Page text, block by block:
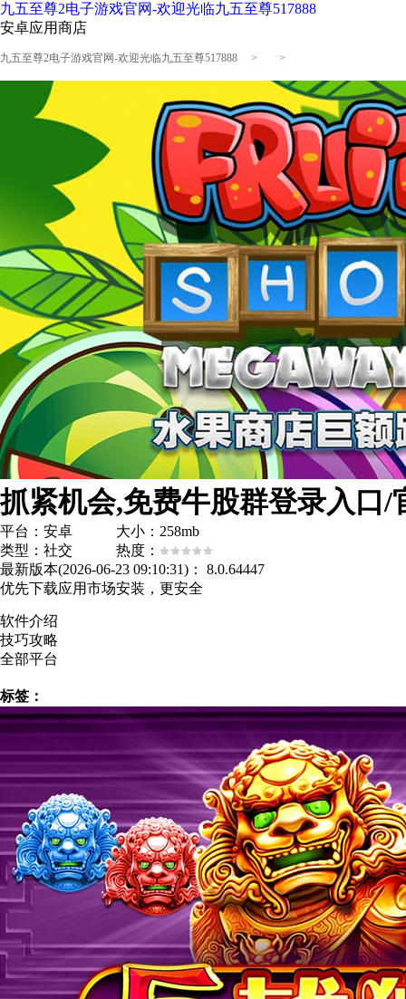
九五至尊2电子游戏官网-欢迎光临九五至尊517888
安卓应用商店
九五至尊2电子游戏官网-欢迎光临九五至尊517888 > >
抓紧机会,免费牛股群登录入口
平台：安卓 大小：258mb
类型：社交 热度：
最新版本(2026-06-23 09:10:31)：
8.0.64447
优先下载应用市场安装，更安全
软件介绍
技巧攻略
全部平台
标签：